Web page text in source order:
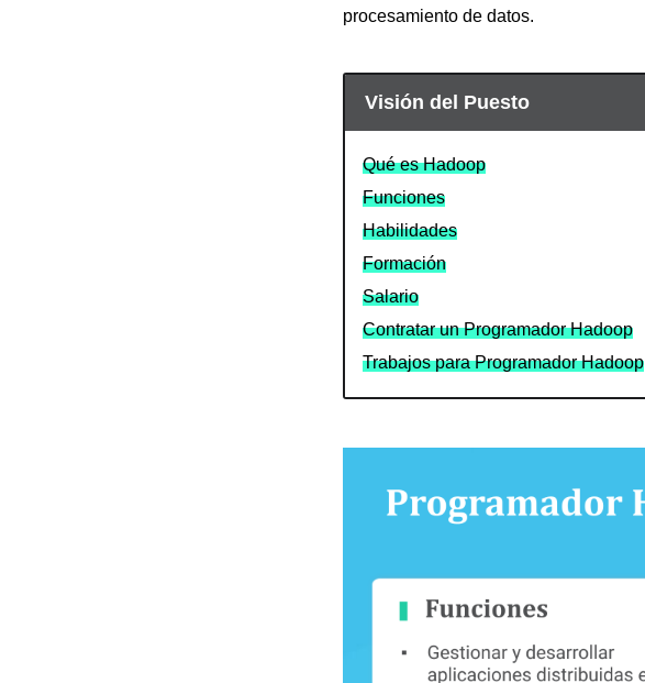
procesamiento de datos.
Visión del Puesto
Qué es Hadoop
Funciones
Habilidades
Formación
Salario
Contratar un Programador Hadoop
Trabajos para Programador Hadoop